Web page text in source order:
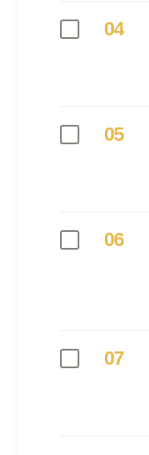
04
05
06
07